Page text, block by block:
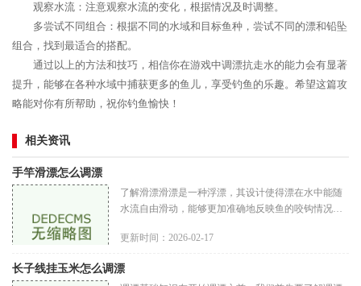
观察水流：注意观察水流的变化，根据情况及时调整。
多尝试不同组合：根据不同的水域和目标鱼种，尝试不同的漂和铅坠
组合，找到最适合的搭配。
通过以上的方法和技巧，相信你在游戏中调漂抗走水的能力会有显著
提升，能够在各种水域中捕获更多的鱼儿，享受钓鱼的乐趣。希望这篇攻
略能对你有所帮助，祝你钓鱼愉快！
相关资讯
手竿滑漂怎么调漂
了解滑漂滑漂是一种浮漂，其设计使得漂在水中能随
水流自由滑动，能够更加准确地反映鱼的咬钩情况。
境中，鱼的活动范围大，滑
更新时间：2026-02-17
长子线挂玉米怎么调漂